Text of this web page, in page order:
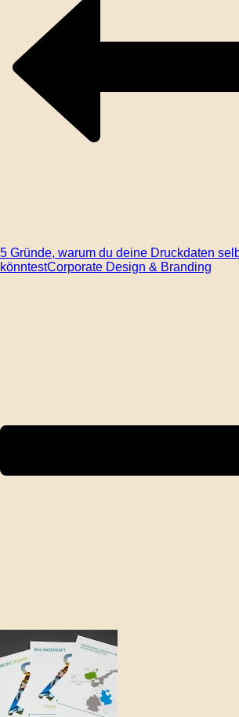
5 Gründe, warum du deine Druckdaten
könntestCorporate Design & Branding